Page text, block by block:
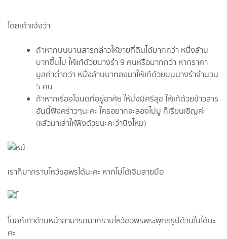
โดยเค้าแจ้งว่า
ถ้าหากบนบานสารกล่าวให้ขายที่ดินได้มากกว่า หนึ่งล้าน
บาทขึ้นไป ให้แก้ด้วยนางรำ 9 คนหรือมากกว่า หากราคา
มูลค่าต่ำกว่า หนึ่งล้านบาทลงมาให้แก้ด้วยบนนางรำจำนวน
5 คน
ถ้าหากเรื่องโฉนดที่อยู่อาศัย ให้มั่งมีศรีสุข ให้แก้ด้วยข้าวสาร
อันนี้ฟังคร่าวๆนะคะ ใครอยากจะลองไปมู ก็เรียนเชิญค่ะ
(แล้วมาเล่าให้ฟังด้วยนะคะว่าปังไหม)
เราก็มากราบไหว้ขอพรได้นะคะ หากไม่ได้เจิมลายมือ
โบสถ์เก่าด้านหน้าสามารถมากราบไหว้ขอพรพระพุทธรูปด้านในได้นะ
คะ